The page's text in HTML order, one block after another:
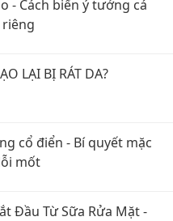
- Cách biến ý tưởng cá
LẠI BỊ RÁT DA?
cổ điển - Bí quyết mặc
mốt
Đầu Từ Sữa Rửa Mặt -